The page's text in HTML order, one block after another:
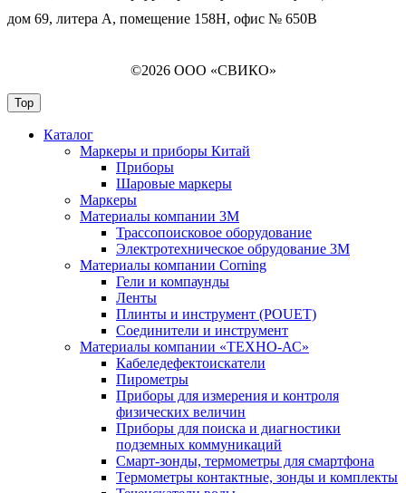
дом 69, литера А, помещение 158Н, офис № 650В
©2026 ООО «СВИКО»
Top
Каталог
Маркеры и приборы Китай
Приборы
Шаровые маркеры
Маркеры
Материалы компании 3М
Трассопоисковое оборудование
Электротехническое обрудование 3М
Материалы компании Corning
Гели и компаунды
Ленты
Плинты и инструмент (POUET)
Соединители и инструмент
Материалы компании «ТЕХНО-АС»
Кабеледефектоискатели
Пирометры
Приборы для измерения и контроля
физических величин
Приборы для поиска и диагностики
подземных коммуникаций
Смарт-зонды, термометры для смартфона
Термометры контактные, зонды и комплекты